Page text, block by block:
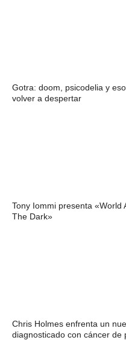
Gotra: doom, psicodelia y
volver a despertar
Tony Iommi presenta
The Dark»
Chris Holmes enfrenta un
diagnosticado con cáncer de